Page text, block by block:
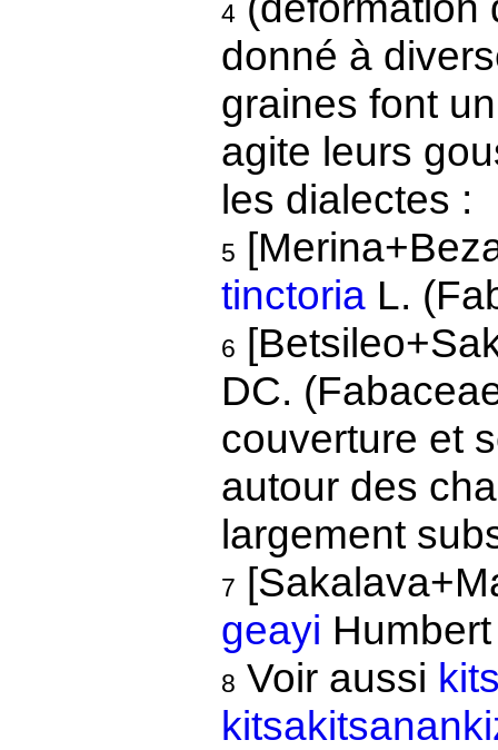
4
donné à
graines font
agite leurs
les dialectes :
5
tinctoriaL.
6
DC.
couverture et
autour des
largement
7
geayi
8 Voir aussi